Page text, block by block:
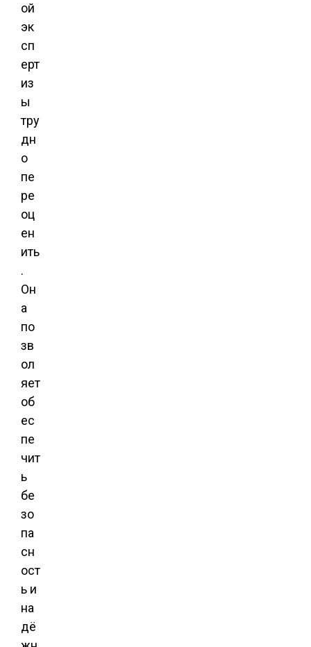
ой
эк
сп
ерт
из
ы
тру
дн
о
пе
ре
оц
ен
ить
.
Он
а
по
зв
ол
яет
об
ес
пе
чит
ь
бе
зо
па
сн
ост
ь и
на
дё